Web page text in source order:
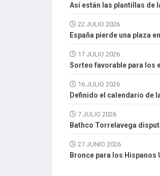
Así están las plantillas de
22 JULIO 2026
España pierde una plaza
17 JULIO 2026
Sorteo favorable para los
16 JULIO 2026
Definido el calendario de
7 JULIO 2026
Bathco Torrelavega
27 JUNIO 2026
Bronce para los Hispanos